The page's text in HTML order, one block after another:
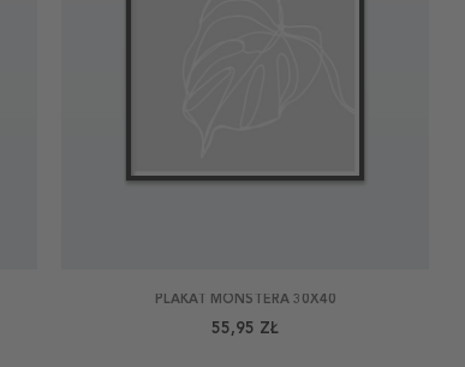
PLAKAT MONSTERA 30X40
55,95 ZŁ